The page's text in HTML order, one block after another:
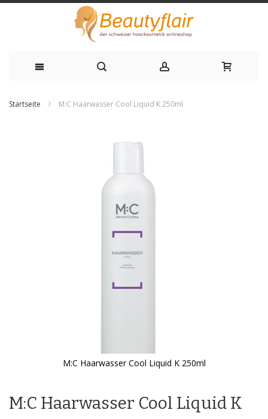
Startseite M:C Haarwasser Cool Liquid K 250ml
M:C Haarwasser Cool Liquid K 250ml
der
Bildgalerie
M:C Haarwasser Cool Liquid K